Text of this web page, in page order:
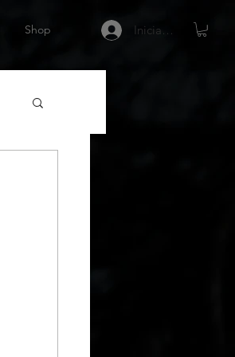
Shop Iniciar sesión